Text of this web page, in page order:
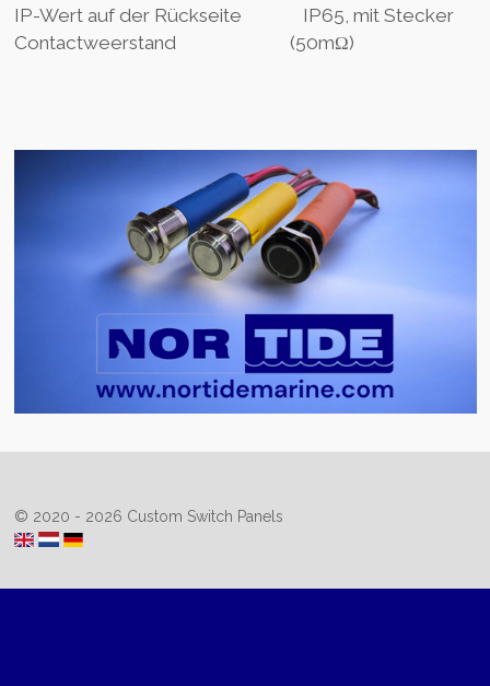
IP-Wert auf der Rückseite IP65, mit Stecker
Contactweerstand (50mΩ)
© 2020 - 2026 Custom Switch Panels